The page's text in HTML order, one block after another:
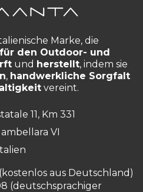
Marke, die
den Outdoor- und
und herstellt, indem sie
, handwerkliche Sorgfalt
vereint.
11, Km 331
VI
aus Deutschland)
(deutschsprachiger